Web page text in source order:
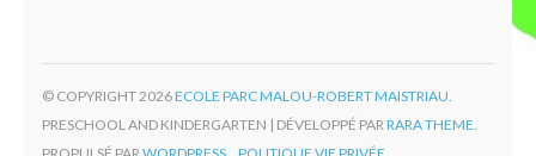
© COPYRIGHT 2026ECOLE PARC MALOU-ROBERT MAISTRIAU.
PRESCHOOL AND KINDERGARTEN | DÉVELOPPÉ PARRARA THEME.